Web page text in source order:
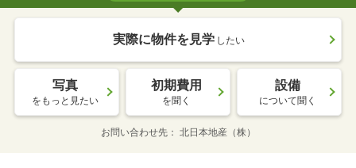
実際に物件を見学 したい
写真
をもっと見たい
初期費用
を聞く
設備
について聞く
お問い合わせ先 北日本地産（株）